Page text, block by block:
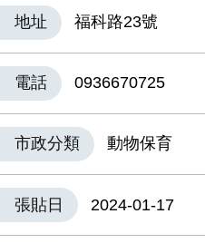
地址 福科路23號
電話 0936670725
市政分類 動物保育
張貼日 2024-01-17